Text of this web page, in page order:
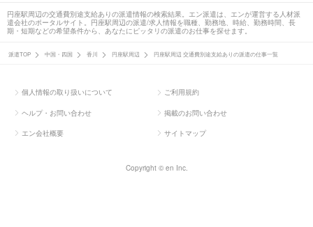
円座駅周辺の交通費別途支給ありの派遣情報の検索結果。エン派遣は、エンが運営する人材派
遣会社のポータルサイト。円座駅周辺の派遣/求人情報を職種、勤務地、時給、勤務時間、長
期・短期などの希望条件から、あなたにピッタリの派遣のお仕事を探せます。
派遣TOP 中国・四国 香川 円座駅周辺 円座駅周辺 交通費別途支給ありの派遣の仕事一覧
個人情報の取り扱いについて ご利用規約
ヘルプ・お問い合わせ 掲載のお問い合わせ
エン会社概要 サイトマップ
Copyright © en Inc.